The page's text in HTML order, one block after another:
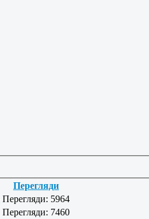
Перегляди
Перегляди: 5964
Перегляди: 7460